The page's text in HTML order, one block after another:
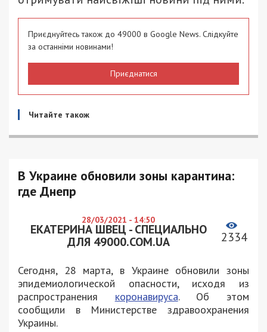
Приєднуйтесь також до 49000 в Google News. Слідкуйте
за останніми новинами!
Приєднатися
Читайте також
В Украине обновили зоны карантина:
где Днепр
28/03/2021 - 14:50
ЕКАТЕРИНА ШВЕЦ - СПЕЦИАЛЬНО
ДЛЯ 49000.COM.UA
2334
Сегодня, 28 марта, в Украине обновили зоны
эпидемиологической опасности, исходя из
распространения коронавируса. Об этом
сообщили в Министерстве здравоохранения
Украины.